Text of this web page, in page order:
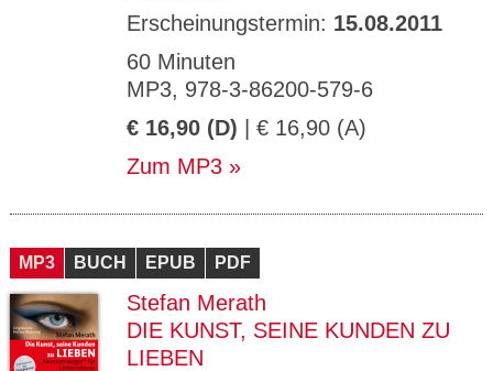
Erscheinungstermin: 15.08.2011
60 Minuten
MP3, 978-3-86200-579-6
€ 16,90 (D) | € 16,90 (A)
Zum MP3
MP3 BUCH EPUB PDF
Stefan Merath
DIE KUNST, SEINE KUNDEN ZU
LIEBEN